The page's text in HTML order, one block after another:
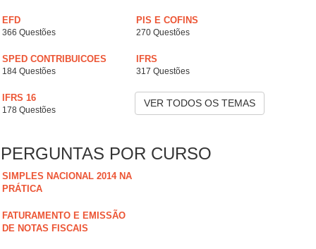
EFD
366 Questões
PIS E COFINS
270 Questões
SPED CONTRIBUICOES
184 Questões
IFRS
317 Questões
IFRS 16
178 Questões
VER TODOS OS TEMAS
PERGUNTAS POR CURSO
SIMPLES NACIONAL 2014 NA
PRÁTICA
FATURAMENTO E EMISSÃO
DE NOTAS FISCAIS